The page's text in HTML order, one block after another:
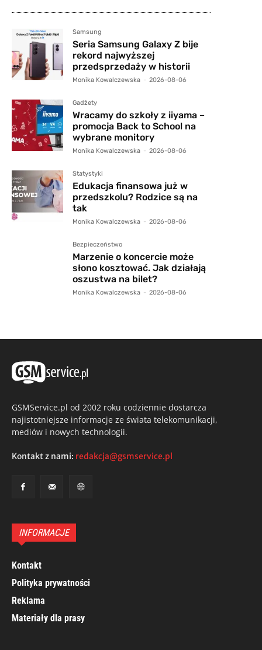
Samsung
Seria Samsung Galaxy Z bije
rekord najwyższej
przedsprzedaży w historii
Monika Kowalczewska - 2026-08-06
Gadżety
Wracamy do szkoły z iiyama –
promocja Back to School na
wybrane monitory
Monika Kowalczewska - 2026-08-06
Statystyki
Edukacja finansowa już w
przedszkolu? Rodzice są na
tak
Monika Kowalczewska - 2026-08-06
Bezpieczeństwo
Marzenie o koncercie może
słono kosztować. Jak działają
oszustwa na bilet?
Monika Kowalczewska - 2026-08-06
GSMService.pl od 2002 roku codziennie dostarcza
najistotniejsze informacje ze świata telekomunikacji,
mediów i nowych technologii.
Kontakt z nami: redakcja@gsmservice.pl
INFORMACJE
Kontakt
Polityka prywatności
Reklama
Materiały dla prasy